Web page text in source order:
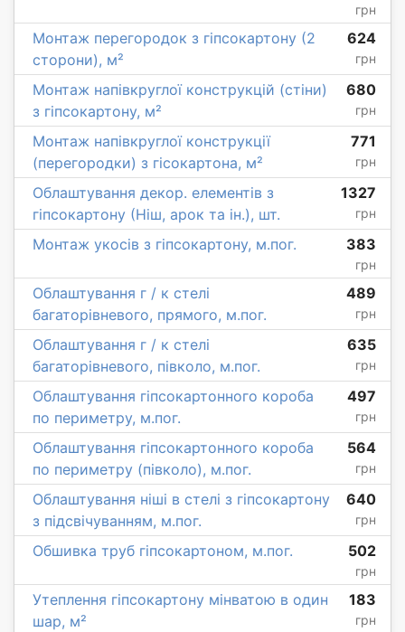
грн
Монтаж перегородок з гіпсокартону (2
сторони), м²
624
грн
Монтаж напівкруглої конструкцій (стіни)
з гіпсокартону, м²
680
грн
Монтаж напівкруглої конструкції
(перегородки) з гісокартона, м²
771
грн
Облаштування декор. елементів з
гіпсокартону (Ніш, арок та ін.), шт.
1327
грн
Монтаж укосів з гіпсокартону, м.пог. 383
грн
Облаштування г / к стелі
багаторівневого, прямого, м.пог.
489
грн
Облаштування г / к стелі
багаторівневого, півколо, м.пог.
635
грн
Облаштування гіпсокартонного короба
по периметру, м.пог.
497
грн
Облаштування гіпсокартонного короба
по периметру (півколо), м.пог.
564
грн
Облаштування ніші в стелі з гіпсокартону
з підсвічуванням, м.пог.
640
грн
Обшивка труб гіпсокартоном, м.пог. 502
грн
Утеплення гіпсокартону мінватою в один
шар, м²
183
грн